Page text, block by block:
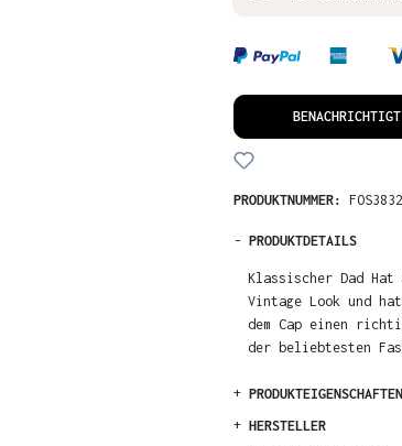
PRODUKTNUMMER: FOS3832
- PRODUKTDETAILS
Klassischer Dad
Vintage Look und
dem Cap einen
der beliebtesten
+ PRODUKTEIGENSCHAFTEN
+ HERSTELLER